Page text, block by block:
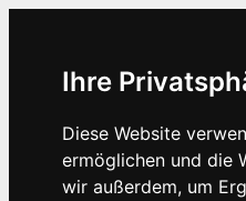
Ihre
Diese Website
ermöglichen und die
wir außerdem, um